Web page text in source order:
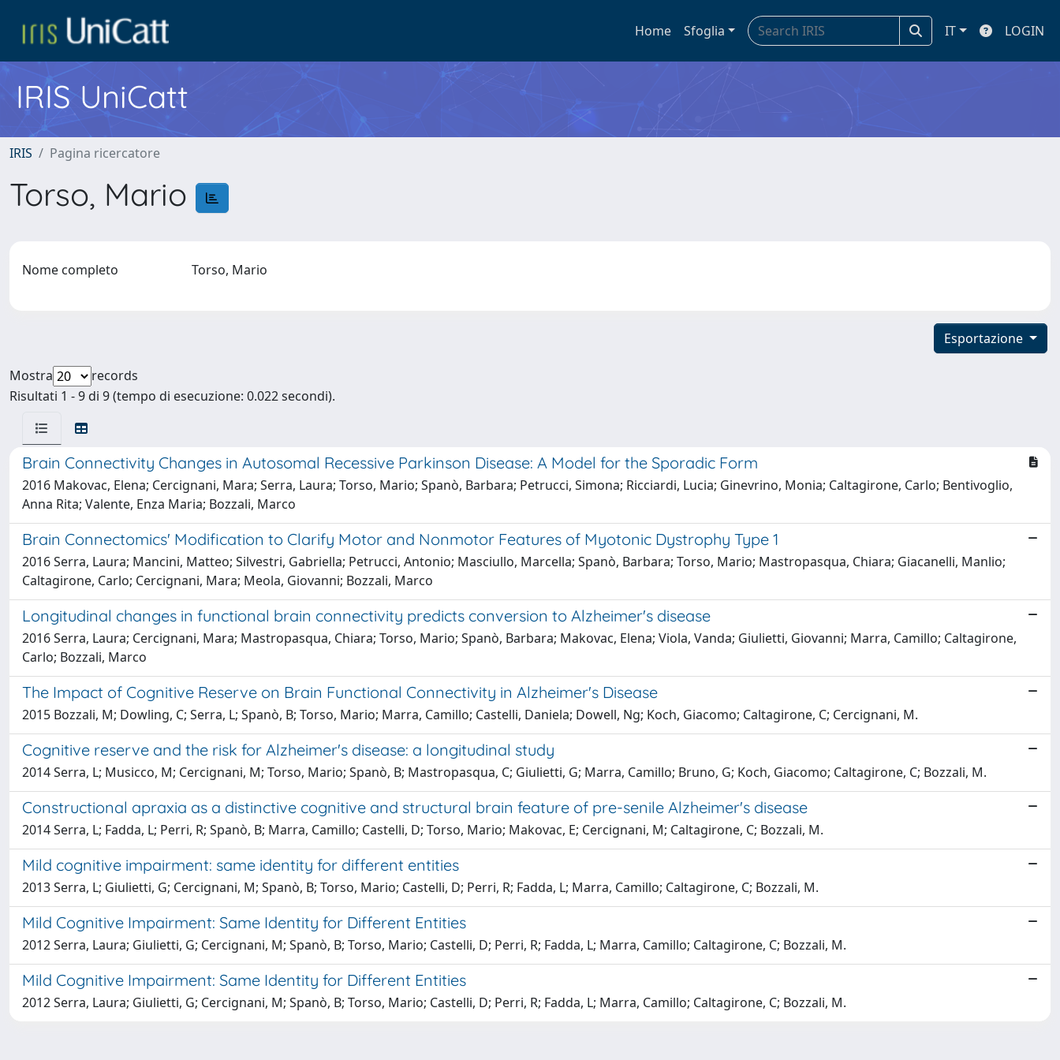
Home Sfoglia IT LOGIN
IRIS UniCatt
IRIS Pagina ricercatore
Torso, Mario
Nome completo Torso, Mario
Esportazione
Mostra
records
Risultati 1 - 9 di 9 (tempo di esecuzione: 0.022 secondi).
Brain Connectivity Changes in Autosomal Recessive Parkinson Disease: A Model for the Sporadic Form
2016 Makovac, Elena; Cercignani, Mara; Serra, Laura; Torso, Mario; Spanò, Barbara; Petrucci, Simona; Ricciardi, Lucia; Ginevrino, Monia; Caltagirone, Carlo; Bentivoglio,
Anna Rita; Valente, Enza Maria; Bozzali, Marco
Brain Connectomics' Modification to Clarify Motor and Nonmotor Features of Myotonic Dystrophy Type 1
2016 Serra, Laura; Mancini, Matteo; Silvestri, Gabriella; Petrucci, Antonio; Masciullo, Marcella; Spanò, Barbara; Torso, Mario; Mastropasqua, Chiara; Giacanelli, Manlio;
Caltagirone, Carlo; Cercignani, Mara; Meola, Giovanni; Bozzali, Marco
Longitudinal changes in functional brain connectivity predicts conversion to Alzheimer's disease
2016 Serra, Laura; Cercignani, Mara; Mastropasqua, Chiara; Torso, Mario; Spanò, Barbara; Makovac, Elena; Viola, Vanda; Giulietti, Giovanni; Marra, Camillo; Caltagirone,
Carlo; Bozzali, Marco
The Impact of Cognitive Reserve on Brain Functional Connectivity in Alzheimer's Disease
2015 Bozzali, M; Dowling, C; Serra, L; Spanò, B; Torso, Mario; Marra, Camillo; Castelli, Daniela; Dowell, Ng; Koch, Giacomo; Caltagirone, C; Cercignani, M.
Cognitive reserve and the risk for Alzheimer's disease: a longitudinal study
2014 Serra, L; Musicco, M; Cercignani, M; Torso, Mario; Spanò, B; Mastropasqua, C; Giulietti, G; Marra, Camillo; Bruno, G; Koch, Giacomo; Caltagirone, C; Bozzali, M.
Constructional apraxia as a distinctive cognitive and structural brain feature of pre-senile Alzheimer's disease
2014 Serra, L; Fadda, L; Perri, R; Spanò, B; Marra, Camillo; Castelli, D; Torso, Mario; Makovac, E; Cercignani, M; Caltagirone, C; Bozzali, M.
Mild cognitive impairment: same identity for different entities
2013 Serra, L; Giulietti, G; Cercignani, M; Spanò, B; Torso, Mario; Castelli, D; Perri, R; Fadda, L; Marra, Camillo; Caltagirone, C; Bozzali, M.
Mild Cognitive Impairment: Same Identity for Different Entities
2012 Serra, Laura; Giulietti, G; Cercignani, M; Spanò, B; Torso, Mario; Castelli, D; Perri, R; Fadda, L; Marra, Camillo; Caltagirone, C; Bozzali, M.
Mild Cognitive Impairment: Same Identity for Different Entities
2012 Serra, Laura; Giulietti, G; Cercignani, M; Spanò, B; Torso, Mario; Castelli, D; Perri, R; Fadda, L; Marra, Camillo; Caltagirone, C; Bozzali, M.